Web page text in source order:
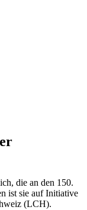
die an den 150.
ist sie auf Initiative
(LCH).